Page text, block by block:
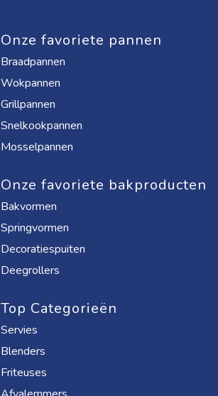
Onze favoriete pannen
Braadpannen
Wokpannen
Grillpannen
Snelkookpannen
Mosselpannen
Onze favoriete bakproducten
Bakvormen
Springvormen
Decoratiespuiten
Deegrollers
Top Categorieën
Servies
Blenders
Friteuses